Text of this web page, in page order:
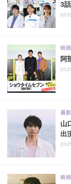
3
阿
映画
山
出
最
映画